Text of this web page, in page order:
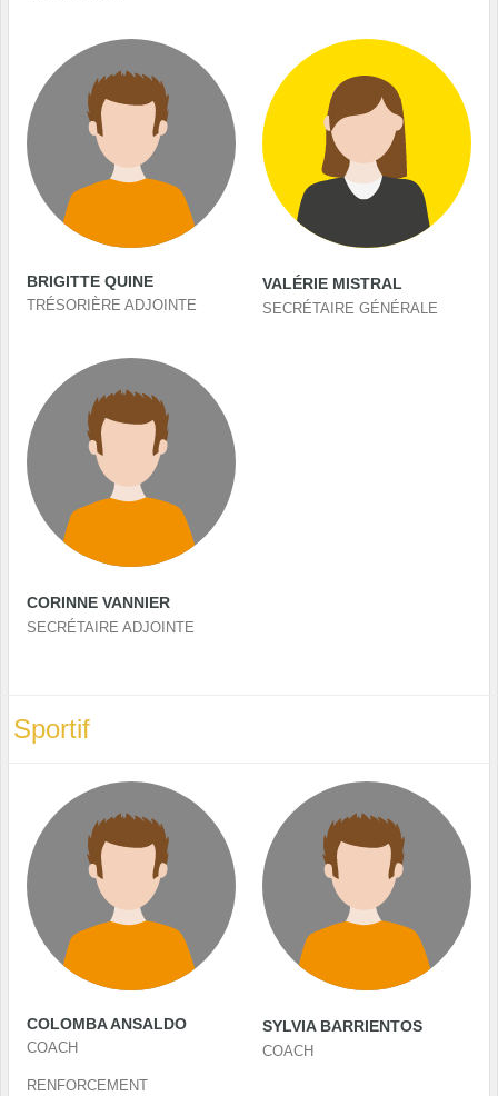
BRIGITTE QUINE
TRÉSORIÈRE ADJOINTE
VALÉRIE MISTRAL
SECRÉTAIRE GÉNÉRALE
CORINNE VANNIER
SECRÉTAIRE ADJOINTE
Sportif
COLOMBA ANSALDO
COACH
RENFORCEMENT
SYLVIA BARRIENTOS
COACH